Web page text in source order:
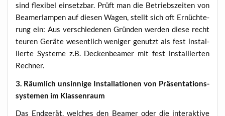
sind fle­xi­bel ein­setz­bar. Prüft man die Betriebs­zei­ten von
Bea­mer­lam­pen auf die­sen Wagen, stellt sich oft Ernüch­te­
rung ein: Aus ver­schie­de­nen Grün­den wer­den die­se recht
teu­ren Gerä­te wesent­lich weni­ger genutzt als fest instal­
lier­te Sys­te­me z.B. Decken­bea­mer mit fest instal­lier­ten
Rechner.
3. Räum­lich unsin­ni­ge Instal­la­tio­nen von Prä­sen­ta­ti­ons­
sys­te­men im Klassenraum
Das End­ge­rät, wel­ches den Bea­mer oder die inter­ak­ti­ve